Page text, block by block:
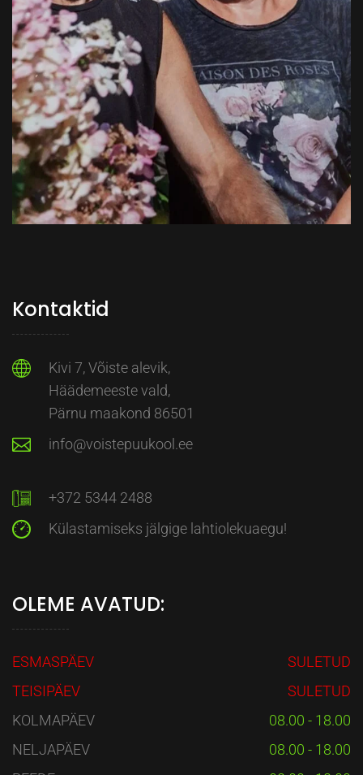
Kontaktid
Kivi 7, Võiste alevik,
Häädemeeste vald,
Pärnu maakond 86501
info@voistepuukool.ee
+372 5344 2488
Külastamiseks jälgige lahtiolekuaegu!
OLEME AVATUD:
ESMASPÄEV
SULETUD
TEISIPÄEV
SULETUD
KOLMAPÄEV
08.00 - 18.00
NELJAPÄEV
08.00 - 18.00